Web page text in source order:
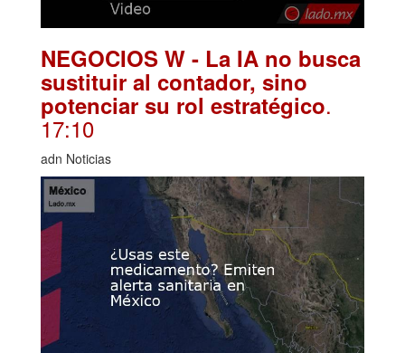
NEGOCIOS W - La IA no busca
sustituir al contador, sino
potenciar su rol estratégico.
17:10
adn Noticias